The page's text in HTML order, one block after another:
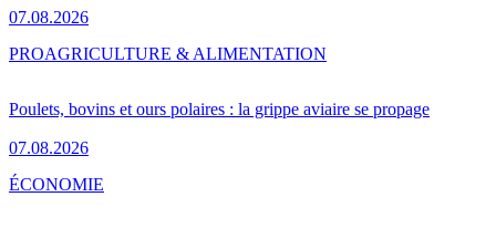
07.08.2026
Poulets, bovins et ours polaires : la grippe aviaire se propage
07.08.2026
PROAGRICULTURE & ALIMENTATION
ÉCONOMIE